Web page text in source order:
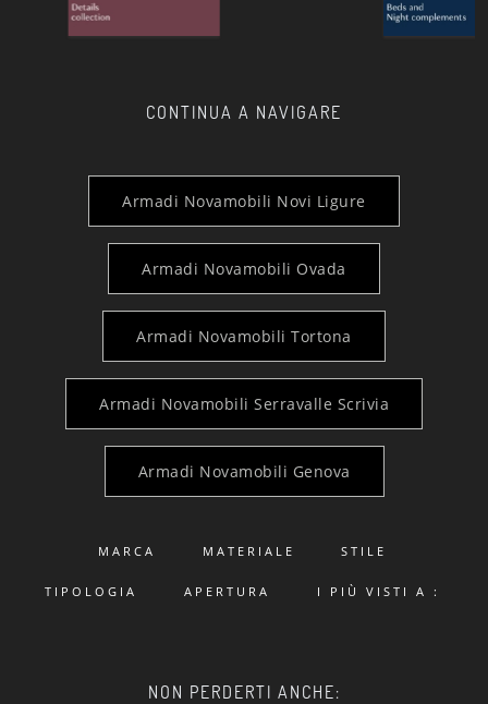
CONTINUA A NAVIGARE
Armadi Novamobili Novi Ligure
Armadi Novamobili Ovada
Armadi Novamobili Tortona
Armadi Novamobili Serravalle Scrivia
Armadi Novamobili Genova
MARCA MATERIALE STILE
TIPOLOGIA APERTURA I PIÙ VISTI A :
NON PERDERTI ANCHE: